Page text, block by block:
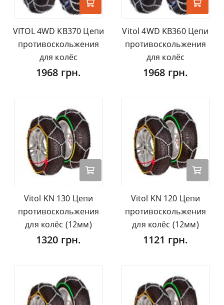
VITOL 4WD KB370 Цепи
противоскольжения
для колёс
1968 грн.
Vitol 4WD KB360 Цепи
противоскольжения
для колёс
1968 грн.
Vitol KN 130 Цепи
противоскольжения
для колёс (12мм)
1320 грн.
Vitol KN 120 Цепи
противоскольжения
для колёс (12мм)
1121 грн.